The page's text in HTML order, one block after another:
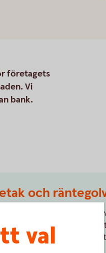
företagets
Vi
bank.
och
och räntegolv är ett
Med dessa kan du förhindra
en placering ger för låg
val